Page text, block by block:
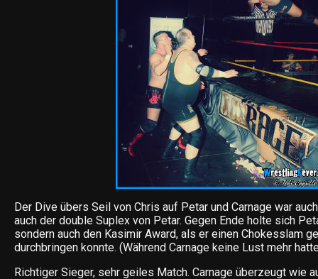
Der Dive übers Seil von Chris auf Petar und Carnage war
auch der double Suplex von Petar. Gegen Ende holte sich
sondern auch den Kasimir Award, als er einen Chokesslam
durchbringen konnte. (Während Carnage keine Lust mehr
Richtiger Sieger, sehr geiles Match. Carnage überzeugt wie